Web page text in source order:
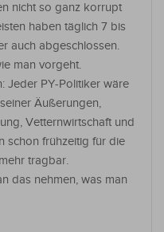
nicht so ganz korrupt
haben täglich 7 bis
auch abgeschlossen.
man vorgeht.
Jeder PY-Politiker wäre
Äußerungen,
Vetternwirtschaft und
schon frühzeitig für die
tragbar.
das nehmen, was man